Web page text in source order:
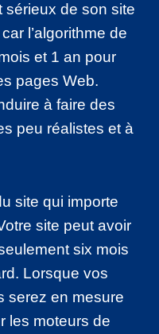
sérieux de son site
l’algorithme de
et 1 an pour
pages Web.
à faire des
peu réalistes et à
site qui importe
site peut avoir
six mois
Lorsque vos
serez en mesure
les moteurs de